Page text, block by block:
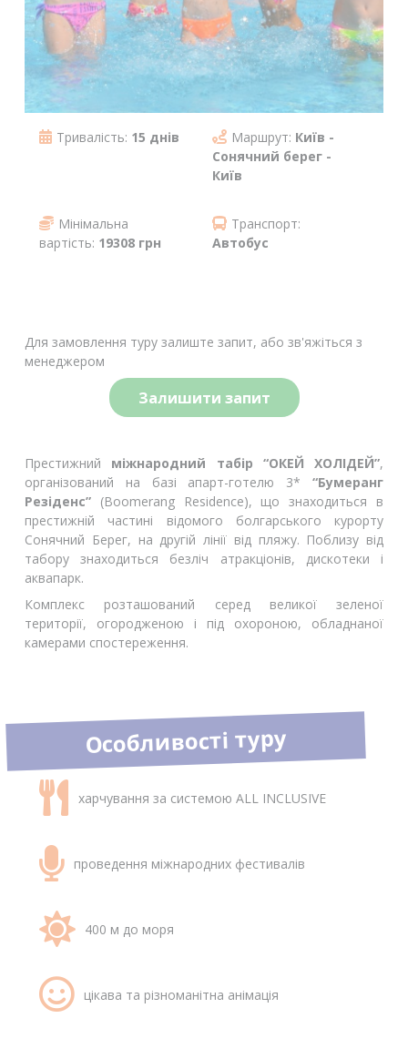
Тривалість: 15 днів Маршрут: Київ -
Сонячний берег -
Київ
Мінімальна
вартість: 19308 грн
Транспорт:
Автобус
Для замовлення туру залиште запит, або зв'яжіться з
менеджером
Залишити запит
Престижний міжнародний табір “ОКЕЙ ХОЛІДЕЙ”,
організований на базі апарт-готелю 3* “Бумеранг
Резіденс” (Boomerang Residence), що знаходиться в
престижній частині відомого болгарського курорту
Сонячний Берег, на другій лінії від пляжу. Поблизу від
табору знаходиться безліч атракціонів, дискотеки і
аквапарк.
Комплекс розташований серед великої зеленої
території, огородженою і під охороною, обладнаної
камерами спостереження.
Особливості туру
харчування за системою ALL INCLUSIVE
проведення міжнародних фестивалів
400 м до моря
цікава та різноманітна анімація